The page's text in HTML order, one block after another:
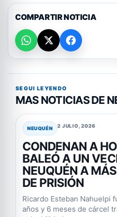
COMPARTIR NOTICIA
SEGUI LEYENDO
MAS NOTICIAS DE
NEUQUÉN 2 JULIO, 2026
CONDENAN A
BALEÓ A UN
NEUQUÉN A
DE PRISIÓN
Ricardo Esteban Nahuelpi
años y 6 meses de cárcel